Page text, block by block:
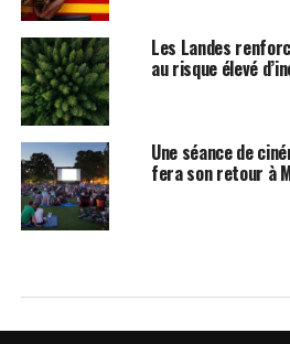
Les Landes
au risque élevé
Une séance de
fera son retour à